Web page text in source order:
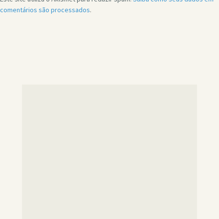
comentários são processados.